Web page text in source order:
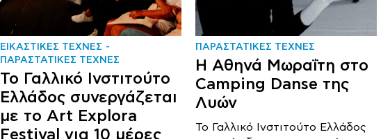
ΕΙΚΑΣΤΙΚΕΣ ΤΕΧΝΕΣ
ΠΑΡΑΣΤΑΤΙΚΕΣ ΤΕΧΝΕΣ
Το Γαλλικό Ινστιτούτο
Ελλάδος συνεργάζεται
με το Art Explora
Festival για 10 μέρες
ΠΑΡΑΣΤΑΤΙΚΕΣ ΤΕΧΝΕΣ
Η Αθηνά Μωραΐτη στο
Camping Danse της
Λυών
Το Γαλλικό Ινστιτούτο Ελλάδος